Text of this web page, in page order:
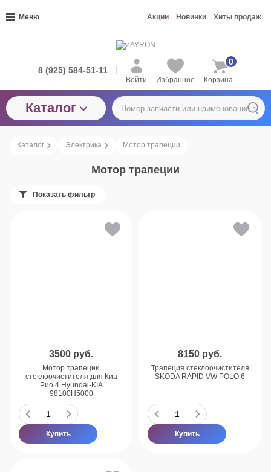
Меню Акции Новинки Хиты продаж
8 (925) 584-51-11
Войти Избранное Корзина
0
Каталог
Каталог Электрика Мотор трапеции
Мотор трапеции
Показать фильтр
3500 руб.
Мотор трапеции
стеклоочистителя для Киа
Рио 4 Hyundai-KIA
98100H5000
Купить
8150 руб.
Трапеция стеклоочистителя
SKODA RAPID VW POLO 6
Купить